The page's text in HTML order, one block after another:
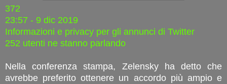
372
23:57 - 9 dic 2019
Informazioni e privacy per gli annunci di Twitter
252 utenti ne stanno parlando
Nella conferenza stampa, Zelensky ha detto che
avrebbe preferito ottenere un accordo più ampio e